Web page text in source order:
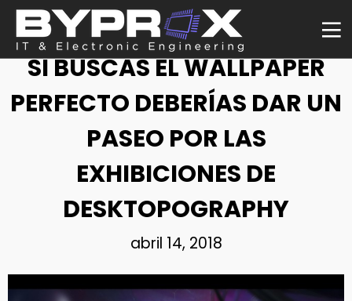
NOTICIA
SI BUSCAS EL WALLPAPER
PERFECTO DEBERÍAS DAR UN
PASEO POR LAS
EXHIBICIONES DE
DESKTOPOGRAPHY
abril 14, 2018